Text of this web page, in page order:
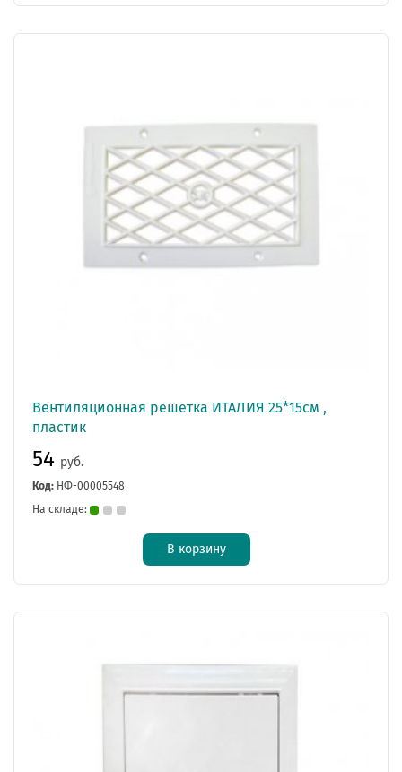
Вентиляционная решетка ИТАЛИЯ 25*15см ,
пластик
54 руб.
Код: НФ-00005548
На складе:
В корзину